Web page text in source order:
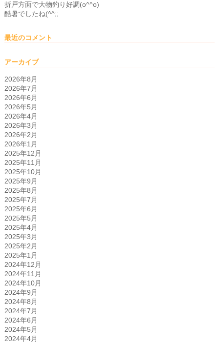
折戸方面で大物釣り好調(o^^o)
酷暑でしたね(^^;;
最近のコメント
アーカイブ
2026年8月
2026年7月
2026年6月
2026年5月
2026年4月
2026年3月
2026年2月
2026年1月
2025年12月
2025年11月
2025年10月
2025年9月
2025年8月
2025年7月
2025年6月
2025年5月
2025年4月
2025年3月
2025年2月
2025年1月
2024年12月
2024年11月
2024年10月
2024年9月
2024年8月
2024年7月
2024年6月
2024年5月
2024年4月